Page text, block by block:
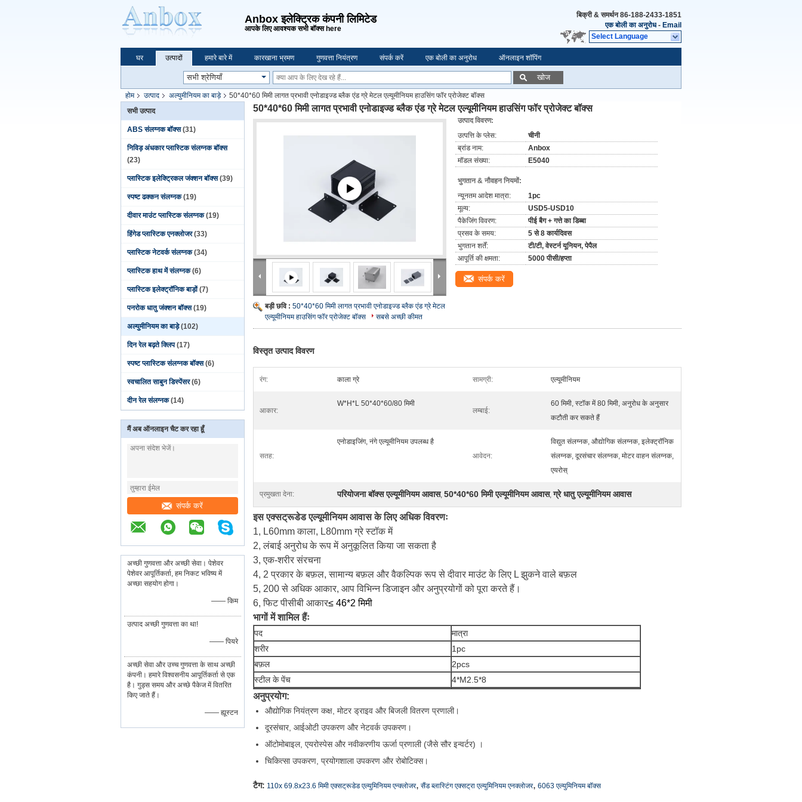
Anbox इलेक्ट्रिक कंपनी लिमिटेड
आपके लिए आवश्यक सभी बॉक्स here
बिक्री & समर्थन86-188-2433-1851
एक बोली का अनुरोध - Email
Select Language
घर उत्पादों हमारे बारे में कारखाना भ्रमण गुणवत्ता नियंत्रण संपर्क करें एक बोली का अनुरोध ऑनलाइन शॉपिंग
खोज
होम उत्पाद अल्युमीनियम का बाड़े
50*40*60 मिमी लागत प्रभावी एनोडाइज्ड ब्लैक एंड ग्रे मेटल एल्यूमीनियम हाउसिंग फॉर प्रोजेक्ट बॉक्स
सभी उत्पाद
ABS संलग्नक बॉक्स (31)
निविड़ अंधकार प्लास्टिक संलग्नक बॉक्स
(23)
प्लास्टिक इलेक्ट्रिकल जंक्शन बॉक्स (39)
स्पष्ट ढक्कन संलग्नक (19)
दीवार माउंट प्लास्टिक संलग्नक (19)
हिंगेड प्लास्टिक एनक्लोजर (33)
प्लास्टिक नेटवर्क संलग्नक (34)
प्लास्टिक हाथ में संलग्नक (6)
प्लास्टिक इलेक्ट्रॉनिक बाड़ों (7)
पनरोक धातु जंक्शन बॉक्स (19)
अल्युमीनियम का बाड़े (102)
दिन रेल बढ़ते क्लिप (17)
स्पष्ट प्लास्टिक संलग्नक बॉक्स (6)
स्वचालित साबुन डिस्पेंसर (6)
दीन रेल संलग्नक (14)
मैं अब ऑनलाइन चैट कर रहा हूँ
संपर्क करें
अच्छी गुणवत्ता और अच्छी सेवा। पेशेवर
पेशेवर आपूर्तिकर्ता, हम निकट भविष्य में
अच्छा सहयोग होगा।
—— किम
उत्पाद अच्छी गुणवत्ता का था!
—— पियरे
अच्छी सेवा और उच्च गुणवत्ता के साथ अच्छी
कंपनी। हमारे विश्वसनीय आपूर्तिकर्ता से एक
है। गुड्स समय और अच्छे पैकेज में वितरित
किए जाते हैं।
—— ह्यूस्टन
50*40*60 मिमी लागत प्रभावी एनोडाइज्ड ब्लैक एंड ग्रे मेटल एल्यूमीनियम हाउसिंग फॉर प्रोजेक्ट बॉक्स
बड़ी छवि : 50*40*60 मिमी लागत प्रभावी एनोडाइज्ड ब्लैक एंड ग्रे मेटल
एल्यूमीनियम हाउसिंग फॉर प्रोजेक्ट बॉक्स
सबसे अच्छी कीमत
उत्पाद विवरण:
उत्पत्ति के प्लेस:
चीनी
ब्रांड नाम:
Anbox
मॉडल संख्या:
E5040
भुगतान & नौवहन नियमों:
न्यूनतम आदेश मात्रा:
1pc
मूल्य:
USD5-USD10
पैकेजिंग विवरण:
पीई बैग + गत्ते का डिब्बा
प्रसव के समय:
5 से 8 कार्यदिवस
भुगतान शर्तें:
टी/टी, वेस्टर्न यूनियन, पेपैल
आपूर्ति की क्षमता:
5000 पीसी/हप्ता
संपर्क करें
विस्तृत उत्पाद विवरण
रंग: काला ग्रे सामग्री: एल्यूमीनियम
आकार:
W*H*L 50*40*60/80 मिमी
लम्बाई:
60 मिमी, स्टॉक में 80 मिमी, अनुरोध के अनुसार
कटौती कर सकते हैं
सतह:
एनोडाइजिंग, नंगे एल्यूमीनियम उपलब्ध है
आवेदन:
विद्युत संलग्नक, औद्योगिक संलग्नक, इलेक्ट्रॉनिक
संलग्नक, दूरसंचार संलग्नक, मोटर वाहन संलग्नक,
एयरोस्
प्रमुखता देना: परियोजना बॉक्स एल्यूमीनियम आवास, 50*40*60 मिमी एल्यूमीनियम आवास,ग्रे धातु एल्यूमीनियम आवास
इस एक्सट्रूडेड एल्यूमीनियम आवास के लिए अधिक विवरणः
1, L60mm काला, L80mm ग्रे स्टॉक में
2, लंबाई अनुरोध के रूप में अनुकूलित किया जा सकता है
3, एक-शरीर संरचना
4, 2 प्रकार के बफ़ल, सामान्य बफ़ल और वैकल्पिक रूप से दीवार माउंट के लिए L झुकने वाले बफ़ल
5, 200 से अधिक आकार, आप विभिन्न डिजाइन और अनुप्रयोगों को पूरा करते हैं।
6, फिट पीसीबी आकार≤ 46*2 मिमी
भागों में शामिल हैंः
पद
मात्रा
शरीर
1pc
बफ़ल
2pcs
स्टील के पेंच
4*M2.5*8
अनुप्रयोग:
औद्योगिक नियंत्रण कक्ष, मोटर ड्राइव और बिजली वितरण प्रणाली।
दूरसंचार, आईओटी उपकरण और नेटवर्क उपकरण।
ऑटोमोबाइल, एयरोस्पेस और नवीकरणीय ऊर्जा प्रणाली (जैसे सौर इन्वर्टर) ।
चिकित्सा उपकरण, प्रयोगशाला उपकरण और रोबोटिक्स।
टैग: 110x 69.8x23.6 मिमी एक्सट्रूडेड एल्युमिनियम एन्क्लोजर, सैंड ब्लास्टिंग एक्सट्रा एल्युमिनियम एनक्लोजर, 6063 एल्युमिनियम बॉक्स